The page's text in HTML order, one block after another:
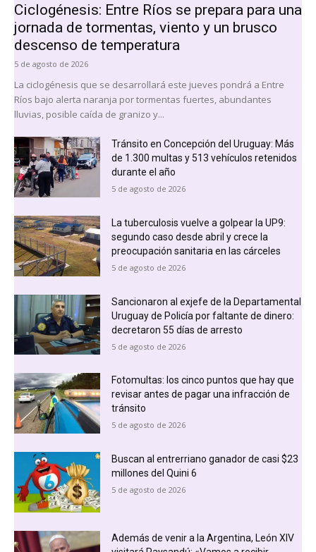
Ciclogénesis: Entre Ríos se prepara para una
jornada de tormentas, viento y un brusco
descenso de temperatura
5 de agosto de 2026
La ciclogénesis que se desarrollará este jueves pondrá a Entre
Ríos bajo alerta naranja por tormentas fuertes, abundantes
lluvias, posible caída de granizo y...
Tránsito en Concepción del Uruguay: Más
de 1.300 multas y 513 vehículos retenidos
durante el año
5 de agosto de 2026
La tuberculosis vuelve a golpear la UP9:
segundo caso desde abril y crece la
preocupación sanitaria en las cárceles
5 de agosto de 2026
Sancionaron al exjefe de la Departamental
Uruguay de Policía por faltante de dinero:
decretaron 55 días de arresto
5 de agosto de 2026
Fotomultas: los cinco puntos que hay que
revisar antes de pagar una infracción de
tránsito
5 de agosto de 2026
Buscan al entrerriano ganador de casi $23
millones del Quini 6
5 de agosto de 2026
Además de venir a la Argentina, León XIV